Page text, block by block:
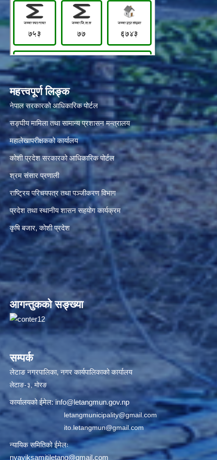
महत्त्वपूर्ण लिङ्क
नेपाल सरकारको आधिकारिक पोर्टल
सङ्‍घीय मामिला तथा सामान्य प्रशासन मन्त्रालय
महालेखापरीक्षकको कार्यालय
कोशी प्रदेश सरकारको आधिकारिक पोर्टल
श्रम संसार प्रणाली
राष्ट्रिय परिचयपत्र तथा पञ्जीकरण विभाग
प्रदेश तथा स्थानीय शासन सहयोग कार्यक्रम
कृषि बजार, कोशी प्रदेश
आगन्तुकको सङ्ख्या
सम्पर्क
लेटाङ नगरपालिका, नगर कार्यपालिकाको कार्यालय
लेटाङ-३, मोरङ
कार्यालयको ईमेल:info@letangmun.gov.np
letangmunicipality@gmail.com
ito.letangmun@gmail.com
न्यायिक समितिको ईमेलः
nyayiksamitiletang@gmail.com